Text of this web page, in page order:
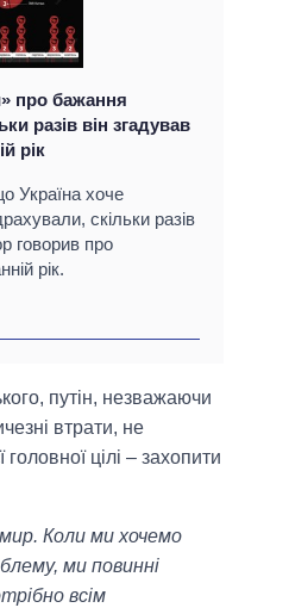
про бажання
разів він згадував
рік
Україна хоче
скільки разів
говорив про
рік.
путін, незважаючи
втрати, не
цілі – захопити
Коли ми хочемо
ми повинні
всім